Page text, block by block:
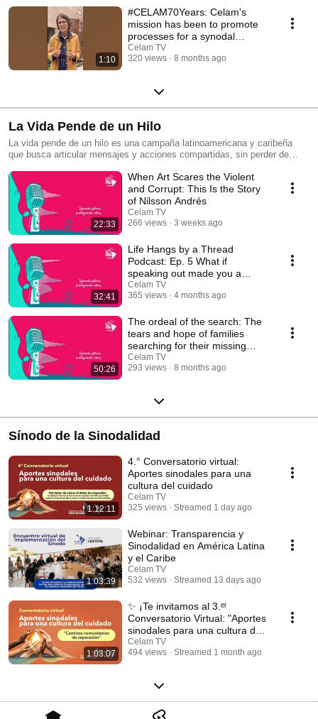
1:10
#CELAM70Years: Celam's
mission has been to promote
processes for a synodal
Church
Celam TV
320 views
8 months ago
La Vida Pende de un Hilo
La vida pende de un hilo es una campaña latinoamericana y caribeña
que busca articular mensajes y acciones compartidas, sin perder de
país, reconociendo que solo así podremos construir una respuesta
colectiva efectiva. A través de rostros, historias y casos emblemáticos
buscamos que no solo denuncie, sino que evidencie las causas
estructurales de la violencia. Esta serie busca visibilizar, denunciar y
acompañar la lucha de quienes defienden la vida, los derechos humanos
y la creación en América Latina y el Caribe. Es una producción del
Consejo Episcopal Latinoamericano y Caribeño (Celam) en alianza con
Juan Diego Network.
22:33
When Art Scares the Violent
and Corrupt: This Is the Story
of Nilsson Andrés
Celam TV
266 views
3 weeks ago
32:41
Life Hangs by a Thread
Podcast: Ep. 5 What if
speaking out made you a
criminal? 🎙️🚫
Celam TV
365 views
4 months ago
50:26
The ordeal of the search: The
tears and hope of families
searching for their missing
loved ones
Celam TV
293 views
8 months ago
Sínodo de la Sinodalidad
1:12:11
4.° Conversatorio virtual:
Aportes sinodales para una
cultura del cuidado
Celam TV
325 views
Streamed 1 day ago
1:03:39
Webinar: Transparencia y
Sinodalidad en América Latina
y el Caribe
Celam TV
532 views
Streamed 13 days ago
1:03:07
✨ ¡Te invitamos al 3.ᵉʳ
Conversatorio Virtual: "Aportes
sinodales para una cultura del
cuidado"! ✨
Celam TV
494 views
Streamed 1 month ago